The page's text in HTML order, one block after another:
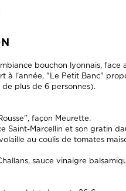
bouchon lyonnais,
à l'année, "Le Petit Banc"
plus de 6 personnes).
façon Meurette.
Saint-Marcellin et son gratin
au coulis de tomates
sauce vinaigre